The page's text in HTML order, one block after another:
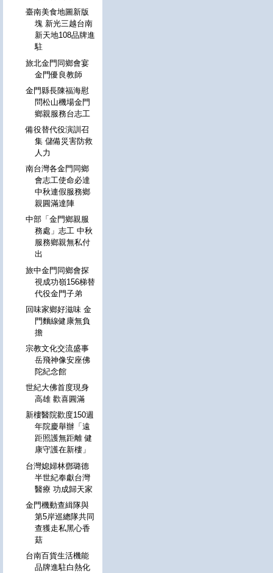
臺南美食地圖新版
塊 新光三越台南
新天地108品牌進
駐
旅北金門同鄉會宴
金門優良教師
金門縣長陳福海慰
問松山機場金門
鄉親服務台志工
備役替代役演訓召
集 儲備災害防救
人力
南台灣各金門同鄉
會志工使命必達
中秋連假服務鄉
親圓滿達陣
中部「金門鄉親服
務處」志工 中秋
服務鄉親無私付
出
旅中金門同鄉會探
視成功嶺156梯替
代役金門子弟
回味家鄉好滋味 金
門麵線健康無負
擔
宗教文化交流盛事
岳飛神像安座佛
陀紀念館
世紀大佛首度現身
高雄 歡喜圓滿
新樓醫院歡度150週
年院慶舉辦「遠
距照護無距離 健
康守護在新樓」
台灣媳婦林鄧璐德
半世紀奉獻台灣
醫療 功成歸天家
金門機動查緝隊與
第5岸巡總隊共同
查獲走私黑心香
菇
台南百貨生活機能
品牌進駐白熱化